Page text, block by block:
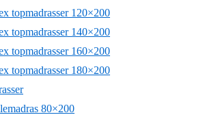
topmadrasser 120×200
topmadrasser 140×200
topmadrasser 160×200
topmadrasser 180×200
80×200